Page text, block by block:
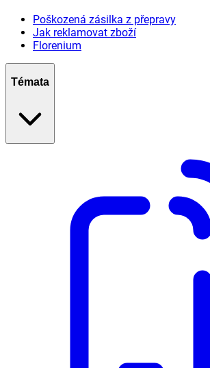
Poškozená zásilka z přepravy
Jak reklamovat zboží
Florenium
Témata